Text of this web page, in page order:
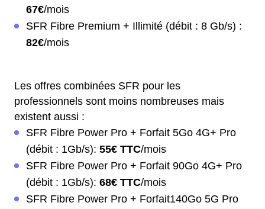
67€/mois
SFR Fibre Premium + Illimité (débit : 8 Gb/s) :
82€/mois
Les offres combinées SFR pour les
professionnels sont moins nombreuses mais
existent aussi :
SFR Fibre Power Pro + Forfait 5Go 4G+ Pro
(débit : 1Gb/s): 55€ TTC/mois
SFR Fibre Power Pro + Forfait 90Go 4G+ Pro
(débit : 1Gb/s): 68€ TTC/mois
SFR Fibre Power Pro + Forfait140Go 5G Pro